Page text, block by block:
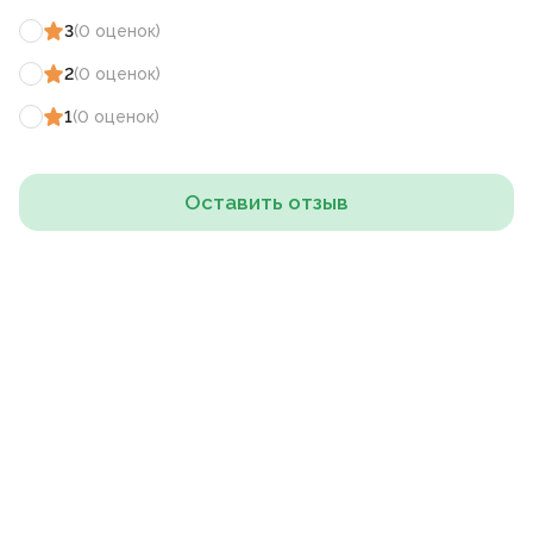
3(0 оценок)
2(0 оценок)
1(0 оценок)
Оставить отзыв